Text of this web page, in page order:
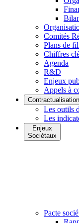
Comités
Plans de
Chiffres
Agenda
R&D
Enjeux
Appels à
Contractualisation
Les outils
Les
Enjeux
Sociétaux
Pacte